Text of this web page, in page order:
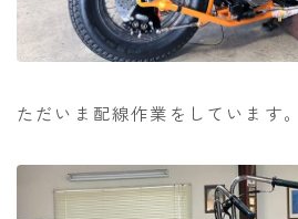
ただいま配線作業をしています。